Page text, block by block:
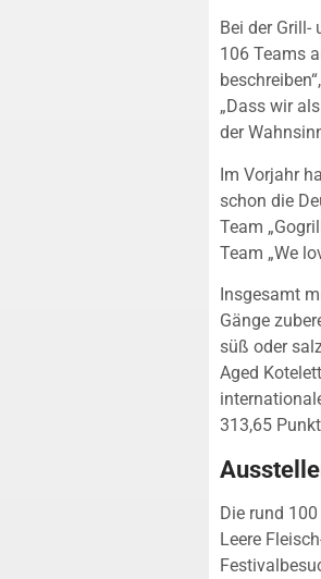
Bei der Grill-
106 Teams
„Dass wir
der
Im Vorjahr
schon die
Team
Team „We
Insgesamt
Gänge
süß oder
Aged
313,65
Die rund
Leere